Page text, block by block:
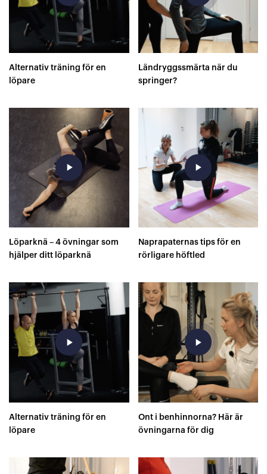
Alternativ träning för en
löpare
Ländryggssmärta när du
springer?
play_arrow
Löparknä – 4 övningar som
hjälper ditt löparknä
play_arrow
Naprapaternas tips för en
rörligare höftled
play_arrow
Alternativ träning för en
löpare
play_arrow
Ont i benhinnorna? Här är
övningarna för dig